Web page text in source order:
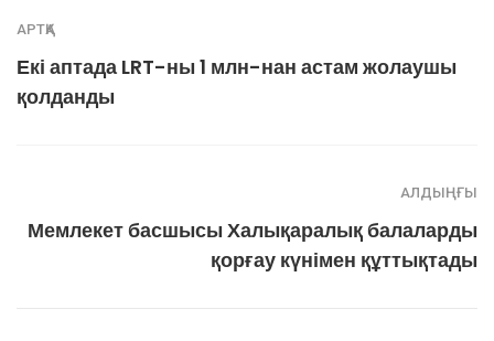
АРТҚА
Екі аптада LRT-ны 1 млн-нан астам жолаушы
қолданды
АЛДЫҢҒЫ
Мемлекет басшысы Халықаралық балаларды
қорғау күнімен құттықтады